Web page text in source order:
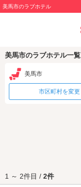
美馬市のラブホテル
美馬市のラブホテル一覧
美馬市
市区町村を変更
1 ～ 2件目 / 2件